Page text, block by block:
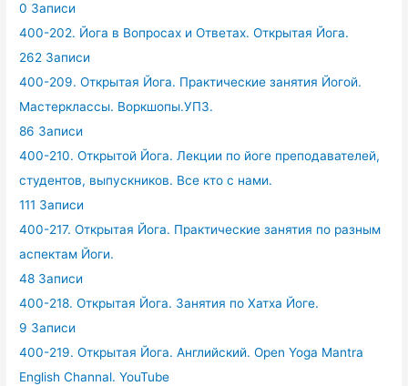
0 Записи
400-202. Йога в Вопросах и Ответах. Открытая Йога.
262 Записи
400-209. Открытая Йога. Практические занятия Йогой.
Мастерклассы. Воркшопы.УПЗ.
86 Записи
400-210. Открытой Йога. Лекции по йоге преподавателей,
студентов, выпускников. Все кто с нами.
111 Записи
400-217. Открытая Йога. Практические занятия по разным
аспектам Йоги.
48 Записи
400-218. Открытая Йога. Занятия по Хатха Йоге.
9 Записи
400-219. Открытая Йога. Английский. Open Yoga Mantra
English Channal. YouTube